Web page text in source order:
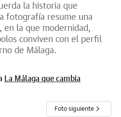
la historia que
fotografía resume una
en la que modernidad,
conviven con el perfil
de Málaga.
La Málaga que cambia
Foto siguiente